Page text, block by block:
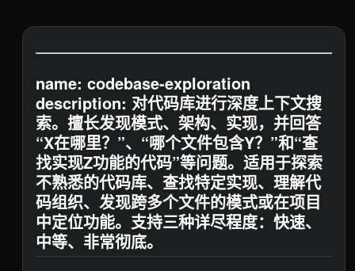
name: codebase-exploration
description: 对代码库进行深度上下文搜
索。擅长发现模式、架构、实现，并回答
“X在哪里？”、“哪个文件包含Y？”和“查
找实现Z功能的代码”等问题。适用于探索
不熟悉的代码库、查找特定实现、理解代
码组织、发现跨多个文件的模式或在项目
中定位功能。支持三种详尽程度：快速、
中等、非常彻底。